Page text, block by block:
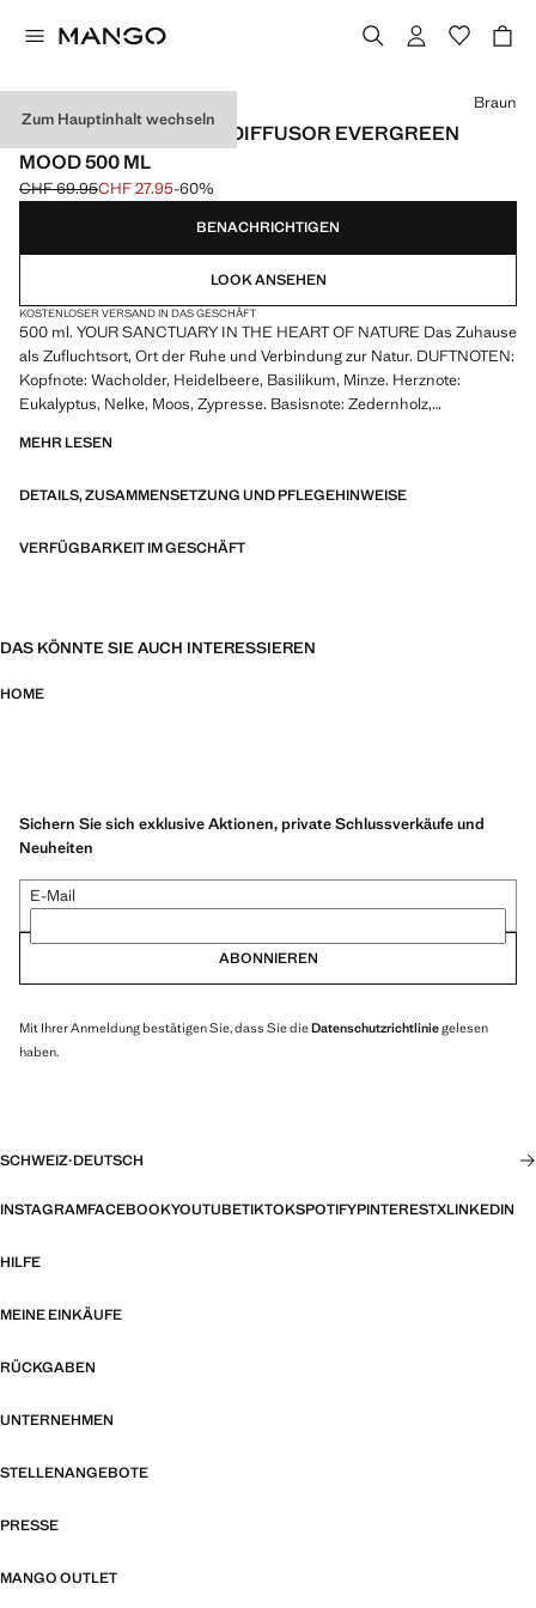
Zum Hauptinhalt wechseln
(79,98€/L) STÄBCHEN-DIFFUSOR EVERGREEN
MOOD 500 ML
Ausgangspreis durchgestrichen [CHF 69.95 ]
CHF 69.95
Aktueller Preis [CHF 27.95 ]
CHF 27.95-60%
Wählen Sie eine Farbe
Braun
BENACHRICHTIGEN
LOOK ANSEHEN
KOSTENLOSER VERSAND IN DAS GESCHÄFT
500 ml. YOUR SANCTUARY IN THE HEART OF NATURE Das Zuhause
als Zufluchtsort, Ort der Ruhe und Verbindung zur Natur. DUFTNOTEN:
Kopfnote: Wacholder, Heidelbeere, Basilikum, Minze. Herznote:
Eukalyptus, Nelke, Moos, Zypresse. Basisnote: Zedernholz,
Stäbchen wöchentlich umdrehen. Handgefertigtes Etikett aus
MEHR LESEN
DETAILS, ZUSAMMENSETZUNG UND PFLEGEHINWEISE
VERFÜGBARKEIT IM GESCHÄFT
DAS KÖNNTE SIE AUCH INTERESSIEREN
HOME
Sichern Sie sich exklusive Aktionen, private Schlussverkäufe und
Neuheiten
E-Mail
ABONNIEREN
Mit Ihrer Anmeldung bestätigen Sie, dass Sie dieDatenschutzrichtliniegelesen
haben.
SCHWEIZ·DEUTSCH
INSTAGRAMFACEBOOKYOUTUBETIKTOKSPOTIFYPINTERESTXLINKEDIN
HILFE
MEINE EINKÄUFE
RÜCKGABEN
UNTERNEHMEN
STELLENANGEBOTE
PRESSE
MANGO OUTLET